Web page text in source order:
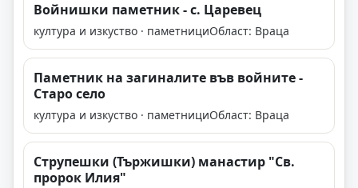
Войнишки паметник - с. Царевец
култура и изкуство · паметнициОбласт: Враца
Паметник на загиналите във войните -
Старо село
култура и изкуство · паметнициОбласт: Враца
Струпешки (Тържишки) манастир "Св.
пророк Илия"